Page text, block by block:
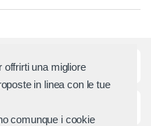
offrirti una migliore
in linea con le tue
comunque i cookie